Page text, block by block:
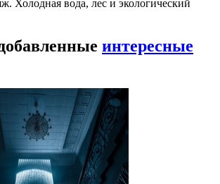
Холодная вода, лес и экологический
интересные